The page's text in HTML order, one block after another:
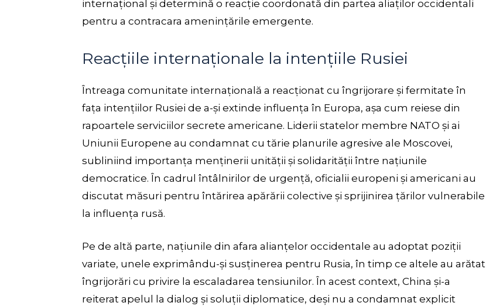
internațional și determină o reacție coordonată din partea aliaților occidentali
pentru a contracara amenințările emergente.
Reacțiile internaționale la intențiile Rusiei
Întreaga comunitate internațională a reacționat cu îngrijorare și fermitate în
fața intențiilor Rusiei de a-și extinde influența în Europa, așa cum reiese din
rapoartele serviciilor secrete americane. Liderii statelor membre NATO și ai
Uniunii Europene au condamnat cu tărie planurile agresive ale Moscovei,
subliniind importanța menținerii unității și solidarității între națiunile
democratice. În cadrul întâlnirilor de urgență, oficialii europeni și americani au
discutat măsuri pentru întărirea apărării colective și sprijinirea țărilor vulnerabile
la influența rusă.
Pe de altă parte, națiunile din afara alianțelor occidentale au adoptat poziții
variate, unele exprimându-și susținerea pentru Rusia, în timp ce altele au arătat
îngrijorări cu privire la escaladarea tensiunilor. În acest context, China și-a
reiterat apelul la dialog și soluții diplomatice, deși nu a condamnat explicit